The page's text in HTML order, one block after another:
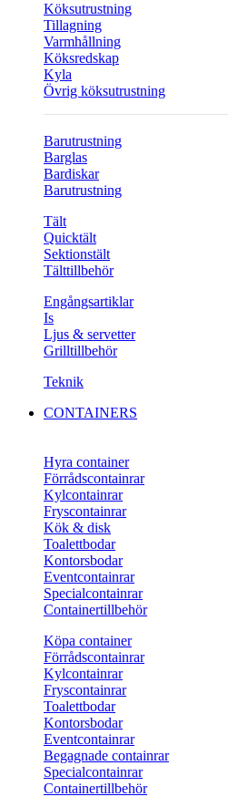
Köksutrustning
Tillagning
Varmhållning
Köksredskap
Kyla
Övrig köksutrustning
Barutrustning
Barglas
Bardiskar
Barutrustning
Tält
Quicktält
Sektionstält
Tälttillbehör
Engångsartiklar
Is
Ljus & servetter
Grilltillbehör
Teknik
CONTAINERS
Hyra container
Förrådscontainrar
Kylcontainrar
Fryscontainrar
Kök & disk
Toalettbodar
Kontorsbodar
Eventcontainrar
Specialcontainrar
Containertillbehör
Köpa container
Förrådscontainrar
Kylcontainrar
Fryscontainrar
Toalettbodar
Kontorsbodar
Eventcontainrar
Begagnade containrar
Specialcontainrar
Containertillbehör